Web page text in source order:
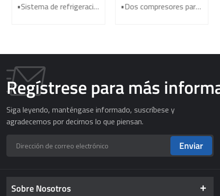
Congelador médico DW-
•Sistema de refrigeración de alta eficiencia •Control de temperatura de alta precisión •Sistema de seguridad confiable •Puerta de espuma termoaislante de dos capas •congelador de grado farmacéutico
Congelador médico DW-
•Dos compresores para control de temperatura por separado •Sistema de refrigeración sin freón respetuoso con el medio ambiente •La junta de la puerta a prueba de polvo se puede limpiar fácilmente • Control de temperatura por microordenador de alta precisión •Sistema de seguridad audible y visual
Regístrese para más
Siga leyendo, manténgase informado, suscríbese y
agradecemos por decirnos lo que piensan.
Enviar
Sobre Nosotros